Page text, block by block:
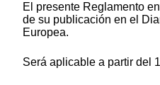
El presente Reglamento
de su publicación en el
Europea.
Será aplicable a partir del